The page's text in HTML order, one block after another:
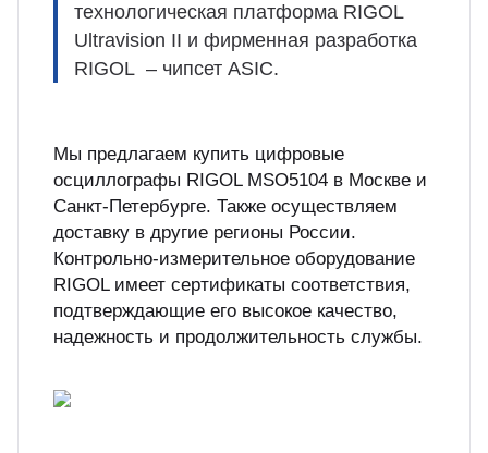
технологическая платформа RIGOL
Ultravision II и фирменная разработка
RIGOL – чипсет ASIC.
Мы предлагаем купить цифровые
осциллографы RIGOL MSO5104 в Москве и
Санкт-Петербурге. Также осуществляем
доставку в другие регионы России.
Контрольно-измерительное оборудование
RIGOL имеет сертификаты соответствия,
подтверждающие его высокое качество,
надежность и продолжительность службы.